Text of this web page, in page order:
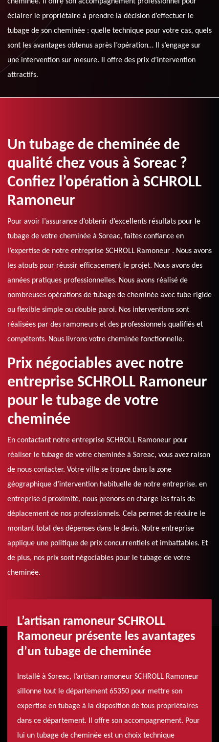
cheminée. Il offre son accompagnement professionnel pour
éclairer le propriétaire à prendre la décision d’effectuer le
tubage de son cheminée : quelle technique pour votre cas, quels
sont les avantages obtenus après l’opération… Il s’engage sur
une intervention sur mesure. Il offre des prix d’intervention
attractifs.
Un tubage de cheminée de
qualité chez vous à Soreac ?
Confiez l’opération à SCHROLL
Ramoneur
Pour avoir l’assurance d’obtenir d’excellents résultats pour le
tubage de votre cheminée à Soreac, faites confiance en
l’expertise de notre entreprise SCHROLL Ramoneur . Nous avons
les atouts pour réussir efficacement le projet. Nous avons des
années pratiques professionnelles. Nous avons réalisé de
nombreuses opérations de tubage de cheminée avec tube rigide
ou flexible simple ou double paroi. Nos interventions sont
réalisées par des ramoneurs et des professionnels qualifiés et
compétents. Nous livrons votre cheminée fonctionnelle.
Prix négociables avec notre
entreprise SCHROLL Ramoneur
pour le tubage de votre
cheminée
En contactant notre entreprise SCHROLL Ramoneur pour
réaliser le tubage de votre cheminée à Soreac, vous avez raison
de nous contacter. Votre ville se trouve dans la zone
géographique d’intervention habituelle de notre entreprise. en
entreprise d proximité, nous prenons en charge les frais de
déplacement de nos professionnels. Cela permet de réduire le
montant total des dépenses dans le devis. Notre entreprise
applique une politique de prix concurrentiels et imbattables. Et
de plus, nos prix sont négociables pour le tubage de votre
cheminée.
L’artisan ramoneur SCHROLL
Ramoneur présente les avantages
d’un tubage de cheminée
Installé à Soreac, l’artisan ramoneur SCHROLL Ramoneur
sillonne tout le département 65350 pour mettre son
expertise en tubage à la disposition de tous propriétaires
dans ce département. Il offre son accompagnement. Pour
lui un tubage de cheminée est un choix technique